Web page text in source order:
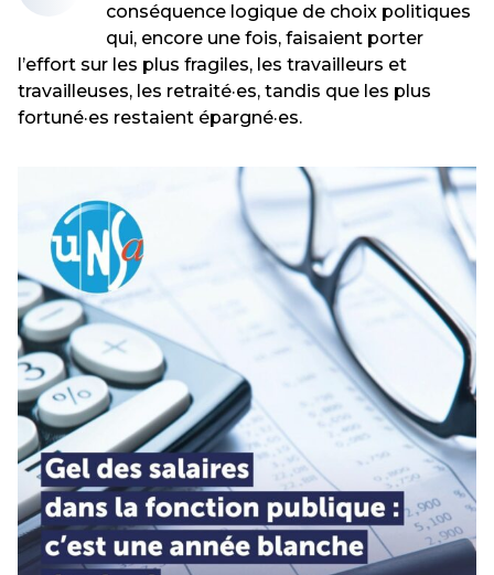
conséquence logique de choix politiques
qui, encore une fois, faisaient porter
l’effort sur les plus fragiles, les travailleurs et
travailleuses, les retraité·es, tandis que les plus
fortuné·es restaient épargné·es.